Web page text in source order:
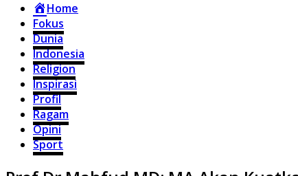
Home
Fokus
Dunia
Indonesia
Religion
Inspirasi
Profil
Ragam
Opini
Sport